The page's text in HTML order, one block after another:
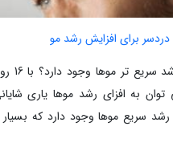
آیا
به افزای رشد موها یاری
رشد سریع موها وجود دارد که